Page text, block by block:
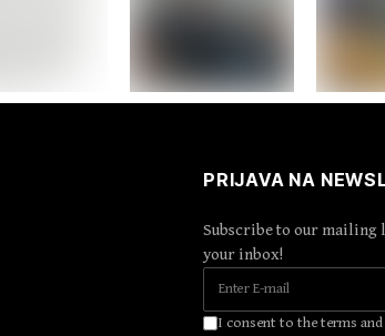
PRIJAVA NA
Subscribe to our mailing
your inbox!
I consent to the terms